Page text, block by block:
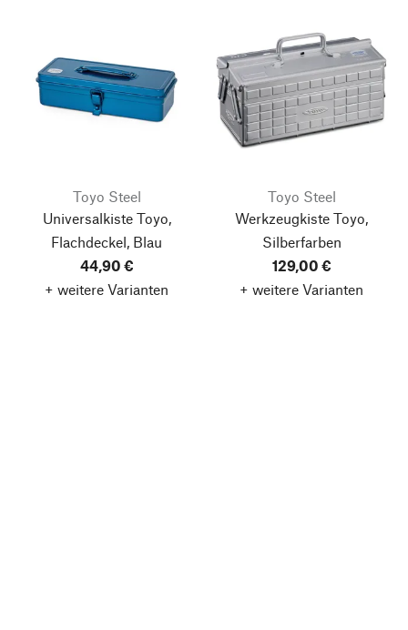
Toyo Steel
Universalkiste Toyo,
Flachdeckel, Blau
44,90 €
+ weitere Varianten
Toyo Steel
Werkzeugkiste Toyo,
Silberfarben
129,00 €
+ weitere Varianten